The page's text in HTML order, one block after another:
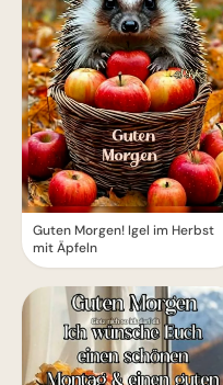
Guten Morgen! Igel im Herbst
mit Äpfeln